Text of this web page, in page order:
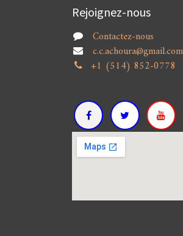
Rejoignez-nous
Contactez-nous
c.c.achoura@gmail.com
+1 (514) 852-0778